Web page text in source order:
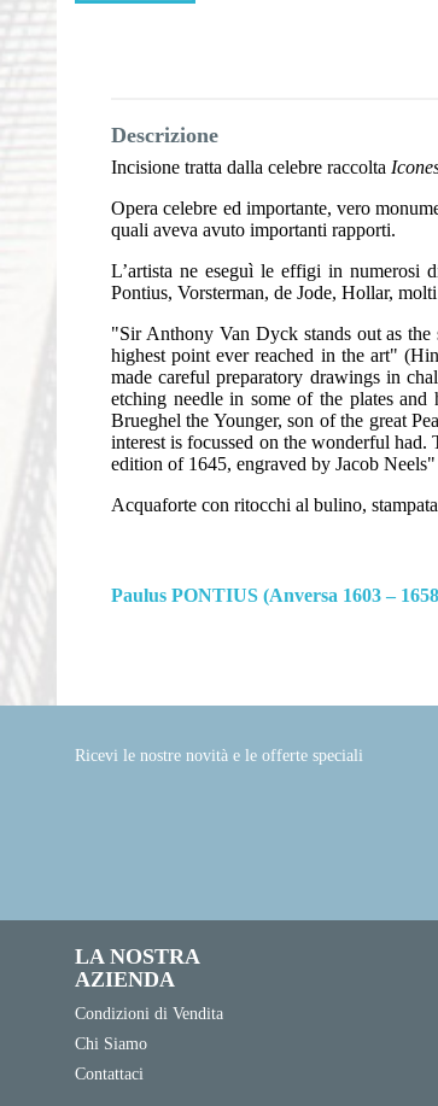
Descrizione
Incisione tratta dalla celebre raccolta
Opera celebre ed importante, vero
quali aveva avuto importanti rapporti.
L’artista ne eseguì le effigi in numerosi
Pontius, Vorsterman, de Jode, Hollar,
"Sir Anthony Van Dyck stands out as
highest point ever reached in the art"
made careful preparatory drawings in
etching needle in some of the plates
Brueghel the Younger, son of the great
interest is focussed on the wonderful
edition of 1645, engraved by Jacob
Acquaforte con ritocchi al bulino,
Paulus PONTIUS (Anversa 1603 –
Ricevi le nostre novità e le offerte speciali
LA NOSTRA
AZIENDA
Condizioni di Vendita
Chi Siamo
Contattaci